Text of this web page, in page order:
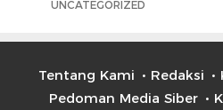
UNCATEGORIZED
Tentang Kami Redaksi
Pedoman Media Siber